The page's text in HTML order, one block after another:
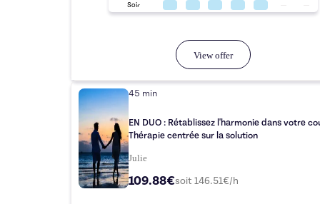
Soir
View offer
45 min
EN DUO : Rétablissez l'harmonie dans votre
Thérapie centrée sur la solution
Julie
109.88€soit146.51€/h